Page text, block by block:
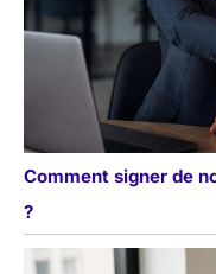
Comment signer de
?